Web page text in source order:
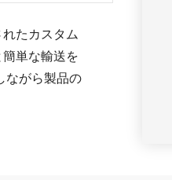
たカスタム
単な輸送を
ながら製品の